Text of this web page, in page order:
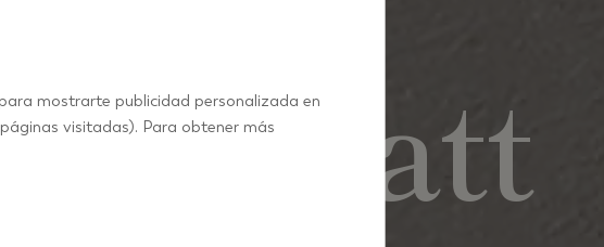
mostrarte publicidad personalizada en
visitadas). Para obtener más